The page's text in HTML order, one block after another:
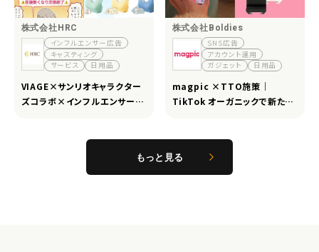
株式会社HRC
インフルエンサー広告
キャスティング
サービス
日用品
VIAGE×サンリオキャラクター
ズコラボ×インフルエンサー｜
株式会社Boldies
SNS広告
アカウント運用
ガジェット
日用品
magpic ×TTO施策｜
TikTok オーガニックで新たな
もっと見る